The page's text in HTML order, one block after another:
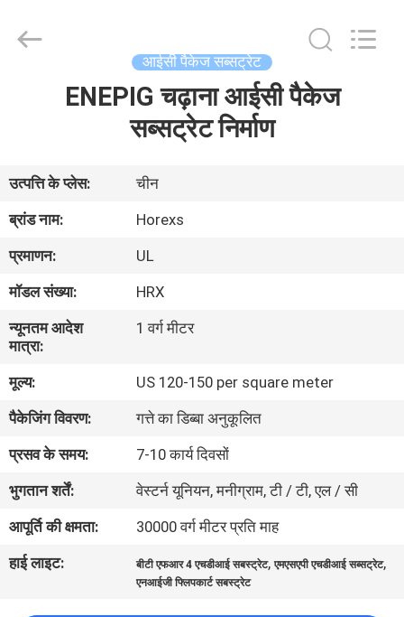
हमारे
बारे
कारखाना
गुणवत्ता
नियंत्रण
संपर्क
करें
Co.,Ltd..
आईसी पैकेज सब्सट्रेट
ENEPIG चढ़ाना आईसी पैकेज
सब्सट्रेट निर्माण
उत्पत्ति के प्लेस:
चीन
ब्रांड नाम:
Horexs
प्रमाणन:
UL
मॉडल संख्या:
HRX
न्यूनतम आदेश
मात्रा:
1 वर्ग मीटर
मूल्य:
US 120-150 per square meter
पैकेजिंग विवरण:
गत्ते का डिब्बा अनुकूलित
प्रसव के समय:
7-10 कार्य दिवसों
भुगतान शर्तें:
वेस्टर्न यूनियन, मनीग्राम, टी / टी, एल / सी
आपूर्ति की क्षमता:
30000 वर्ग मीटर प्रति माह
हाई लाइट:
बीटी एफआर 4 एचडीआई सबस्ट्रेट,एमएसएपी एचडीआई सब्सट्रेट,
एनआईजी फ्लिपकार्ट सबस्ट्रेट